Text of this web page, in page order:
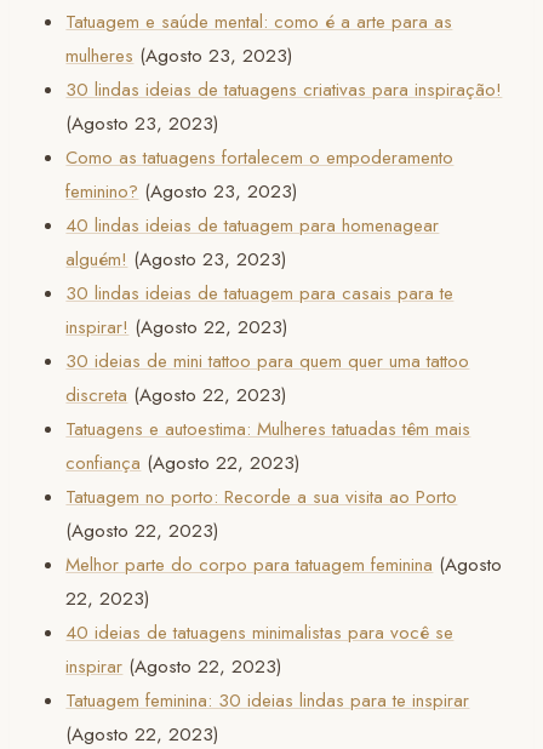
Tatuagem e saúde mental: como é a arte para as
mulheres (Agosto 23, 2023)
30 lindas ideias de tatuagens criativas para inspiração!
(Agosto 23, 2023)
Como as tatuagens fortalecem o empoderamento
feminino? (Agosto 23, 2023)
40 lindas ideias de tatuagem para homenagear
alguém! (Agosto 23, 2023)
30 lindas ideias de tatuagem para casais para te
inspirar! (Agosto 22, 2023)
30 ideias de mini tattoo para quem quer uma tattoo
discreta (Agosto 22, 2023)
Tatuagens e autoestima: Mulheres tatuadas têm mais
confiança (Agosto 22, 2023)
Tatuagem no porto: Recorde a sua visita ao Porto
(Agosto 22, 2023)
Melhor parte do corpo para tatuagem feminina (Agosto
22, 2023)
40 ideias de tatuagens minimalistas para você se
inspirar (Agosto 22, 2023)
Tatuagem feminina: 30 ideias lindas para te inspirar
(Agosto 22, 2023)